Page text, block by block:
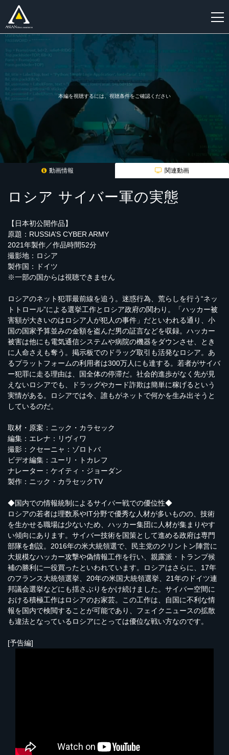
本編を視聴するには、視聴条件をご確認ください
動画情報 関連動画
ロシア サイバー軍の実態
【日本初公開作品】
原題：RUSSIA’S CYBER ARMY
2021年製作／作品時間52分
撮影地：ロシア
製作国：ドイツ
※一部の国からは視聴できません
ロシアのネット犯罪最前線を追う。迷惑行為、荒らしを行う“ネッ
トトロール”による選挙工作とロシア政府の関わり。「ハッカー被
害額が大きいのはロシア人が犯人の事件」だといわれる通り、小
国の国家予算並みの金額を盗んだ男の証言などを収録。ハッカー
被害は他にも電気通信システムや病院の機器をダウンさせ、とき
に人命さえも奪う。掲示板でのドラッグ取引も活発なロシア。あ
るプラットフォームの利用者は300万人にも達する。若者がサイバ
ー犯罪に走る理由は、国全体の停滞だ。社会的進歩がなく先が見
えないロシアでも、ドラッグやカード詐欺は簡単に稼げるという
実情がある。ロシアでは今、誰もがネットで何かを生み出そうと
しているのだ。
取材・原案：ニック・カラセック
編集：エレナ：リヴィワ
撮影：クセーニャ：ゾロトバ
ビデオ編集：ユーリ・トカレフ
ナレーター：ケイティ・ジョーダン
製作：ニック・カラセックTV
◆国内での情報統制によるサイバー戦での優位性◆
ロシアの若者は理数系やIT分野で優秀な人材が多いものの、技術
を生かせる職場は少ないため、ハッカー集団に人材が集まりやす
い傾向にあります。サイバー技術を国策として進める政府は専門
部隊を創設。2016年の米大統領選で、民主党のクリントン陣営に
大規模なハッカー攻撃や偽情報工作を行い、親露派・トランプ候
補の勝利に一役買ったといわれています。ロシアはさらに、17年
のフランス大統領選挙、20年の米国大統領選挙、21年のドイツ連
邦議会選挙などにも揺さぶりをかけ続けました。サイバー空間に
おける積極工作はロシアのお家芸。この工作は、自国に不利な情
報を国内で検閲することが可能であり、フェイクニュースの拡散
も違法となっているロシアにとっては優位な戦い方なのです。
[予告編]